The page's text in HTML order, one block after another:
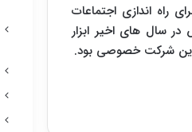
اندازی اجتماعات
سال های اخیر ابزار
این شرکت خصوصی بود.